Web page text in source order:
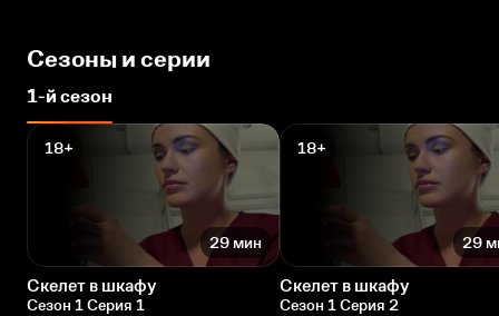
Сезоны и серии
1-й сезон
18+
29 мин
Скелет в шкафу
Сезон 1 Серия 1
18+
29
Скелет в шкафу
Сезон 1 Серия 2